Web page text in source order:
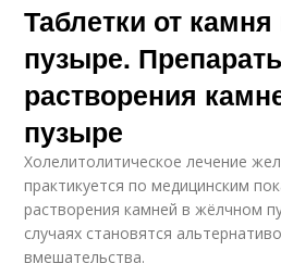
Препараты с
желчными кислотами
Таблетки от
пузыре.
растворения
пузыре
Холелитолитическое лечение
практикуется по медицинским
растворения камней в жёлчном
случаях становятся
вмешательства.